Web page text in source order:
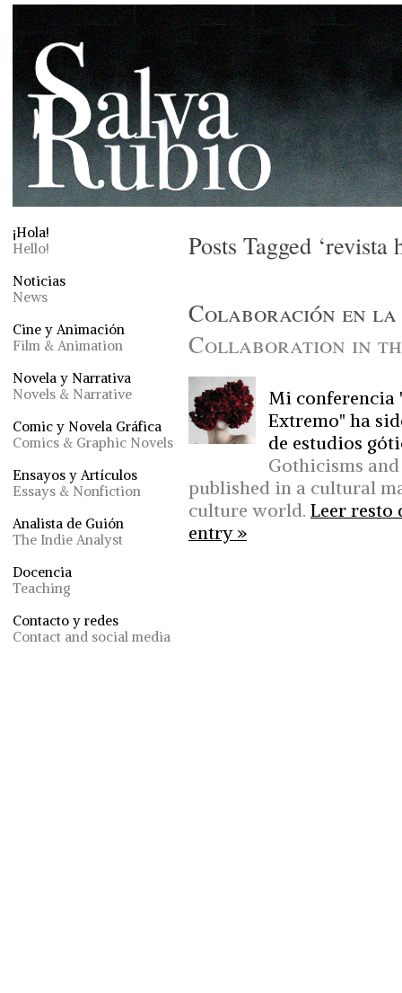
¡Hola!
Hello!
Noticias
News
Cine y Animación
Film & Animation
Novela y Narrativa
Novels & Narrative
Comic y Novela Gráfica
Comics & Graphic Novels
Ensayos y Artículos
Essays & Nonfiction
Analista de Guión
The Indie Analyst
Docencia
Teaching
Contacto y redes
Contact and social media
Posts Tagged ‘revista
Colaboración en
Collaboration in
Mi conferencia
Extremo" ha
de estudios
Gothicisms
published in a cultural
culture world. Leer resto
entry »